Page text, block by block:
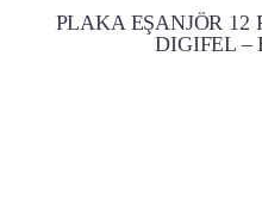
PLAKA EŞANJÖR
DIGIFEL –